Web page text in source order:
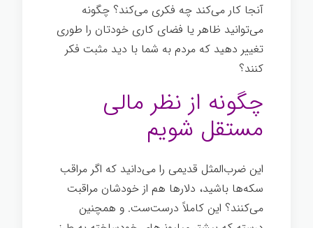
آنجا کار می‌کند چه فکری می‌کند؟ چگونه
می‌توانید ظاهر یا فضای کاری خودتان را طوری
تغییر دهید که مردم به شما با دید مثبت فکر
کنند؟
چگونه از نظر مالی
مستقل شویم
این ضرب‌المثل قدیمی را می‌دانید که اگر مراقب
سکه‌ها باشید، دلارها هم از خودشان مراقبت
می‌کنند؟ این کاملاً درست‌ست. و همچنین